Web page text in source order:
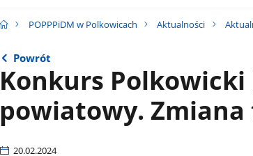
POPPPiDM w Polkowicach Aktualności
Powrót
Konkurs
powiatowy.
20.02.2024